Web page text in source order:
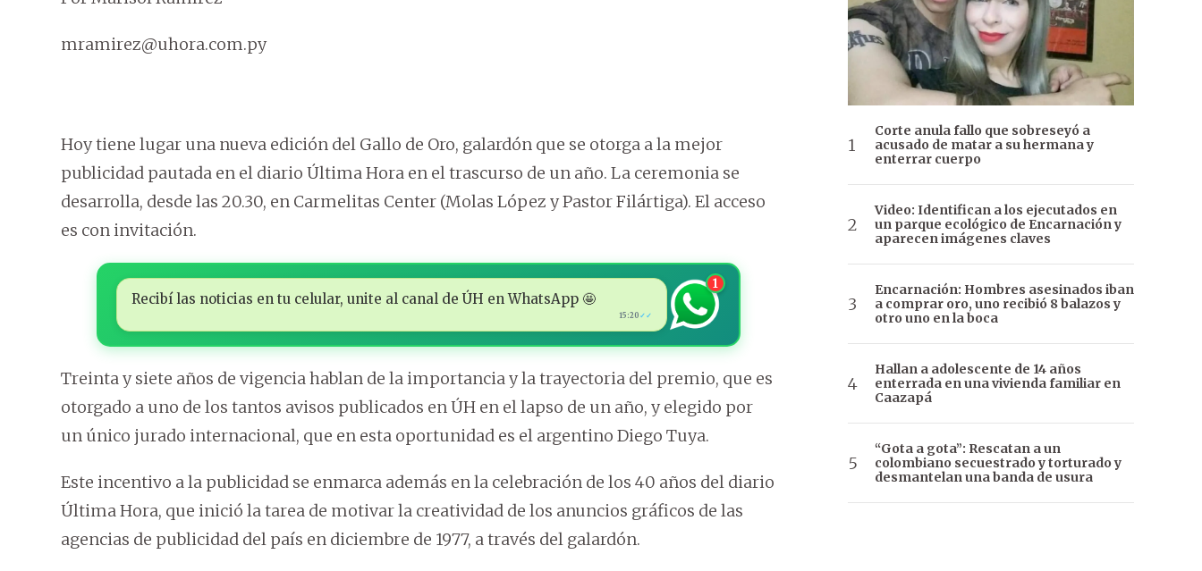
mramirez@uhora.com.py
Hoy tiene lugar una nueva edición del Gallo de Oro, galardón que se otorga a la mejor
publicidad pautada en el diario Última Hora en el trascurso de un año. La ceremonia se
desarrolla, desde las 20.30, en Carmelitas Center (Molas López y Pastor Filártiga). El acceso
es con invitación.
Recibí las noticias en tu celular, unite al canal de ÚH en WhatsApp 🤩
15:20 ✓✓
1
Treinta y siete años de vigencia hablan de la importancia y la trayectoria del premio, que es
otorgado a uno de los tantos avisos publicados en ÚH en el lapso de un año, y elegido por
un único jurado internacional, que en esta oportunidad es el argentino Diego Tuya.
Este incentivo a la publicidad se enmarca además en la celebración de los 40 años del diario
Última Hora, que inició la tarea de motivar la creatividad de los anuncios gráficos de las
agencias de publicidad del país en diciembre de 1977, a través del galardón.
Corte anula fallo que sobreseyó a
acusado de matar a su hermana y
enterrar cuerpo
Video: Identifican a los ejecutados en
un parque ecológico de Encarnación y
aparecen imágenes claves
Encarnación: Hombres asesinados iban
a comprar oro, uno recibió 8 balazos y
otro uno en la boca
Hallan a adolescente de 14 años
enterrada en una vivienda familiar en
Caazapá
“Gota a gota”: Rescatan a un
colombiano secuestrado y torturado y
desmantelan una banda de usura